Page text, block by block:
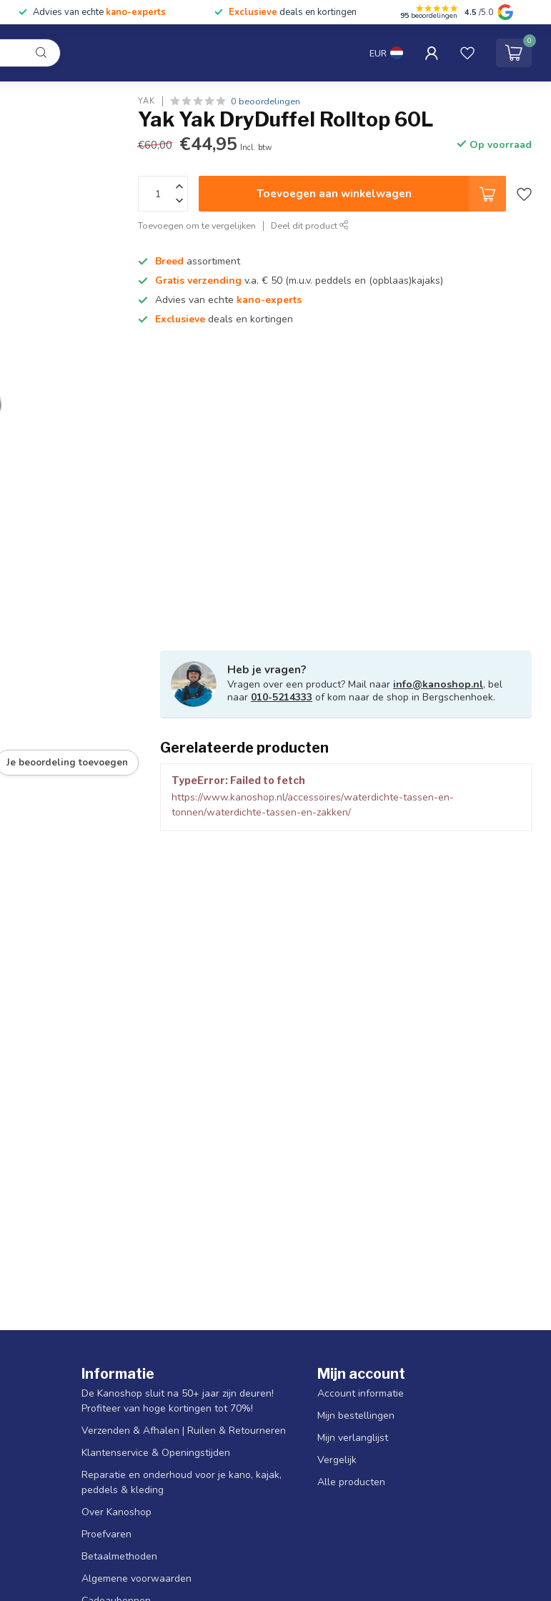
Advies van echte kano-experts Exclusieve deals en kortingen 95 beoordelingen 4.5 /5.0
EUR
0
Accessoires Cursussen & Tochten Tentipi Blog Spaar punten
Contact
Onze winkel
YAK 0 beoordelingen
Yak Yak DryDuffel Rolltop 60L
€60,00 €44,95 Incl. btw Op voorraad
Toevoegen aan winkelwagen
Toevoegen om te vergelijken Deel dit product
Breed assortiment
Gratis verzending v.a. € 50 (m.u.v. peddels en (opblaas)kajaks)
Advies van echte kano-experts
Exclusieve deals en kortingen
Je beoordeling toevoegen
Heb je vragen?
Vragen over een product? Mail naar info@kanoshop.nl, bel
naar 010-5214333 of kom naar de shop in Bergschenhoek.
Gerelateerde producten
TypeError: Failed to fetch
https://www.kanoshop.nl/accessoires/waterdichte-tassen-en-
tonnen/waterdichte-tassen-en-zakken/
Informatie
De Kanoshop sluit na 50+ jaar zijn deuren!
Profiteer van hoge kortingen tot 70%!
Verzenden & Afhalen | Ruilen & Retourneren
Klantenservice & Openingstijden
Reparatie en onderhoud voor je kano, kajak,
peddels & kleding
Over Kanoshop
Proefvaren
Betaalmethoden
Algemene voorwaarden
Mijn account
Account informatie
Mijn bestellingen
Mijn verlanglijst
Vergelijk
Alle producten